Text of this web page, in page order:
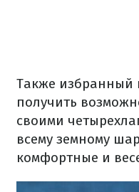
Также избранный
получить
своими
всему земному
комфортные и